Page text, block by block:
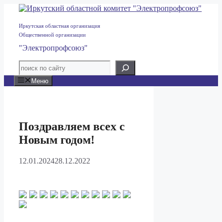
Перейти
содержимому
Иркутская областная организация
Общественной организации
"Электропрофсоюз"
Меню
Поздравляем всех с
Новым годом!
12.01.202428.12.2022